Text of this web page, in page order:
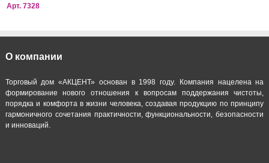
Арт. 7328
О компании
Торговый дом «АКЦЕНТ» основан в 1998 году. Компания нацелена на
формирование нового отношения к вопросам поддержания чистоты,
порядка и комфорта в жизни человека, создавая продукцию по принципу
гармоничного сочетания практичности, функциональности, безопасности
и инноваций.